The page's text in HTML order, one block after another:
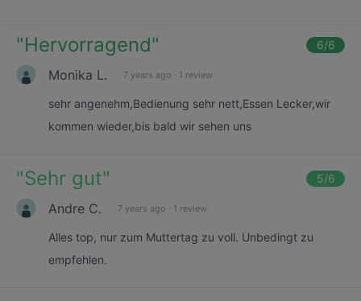
"Hervorragend" 6/6
Monika L. 7 years ago · 1 review
sehr angenehm,Bedienung sehr nett,Essen Lecker,wir
kommen wieder,bis bald wir sehen uns
"Sehr gut" 5/6
Andre C. 7 years ago · 1 review
Alles top, nur zum Muttertag zu voll. Unbedingt zu
empfehlen.